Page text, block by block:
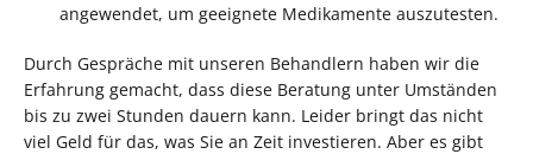
angewendet, um geeignete Medikamente auszutesten.
Durch Gespräche mit unseren Behandlern haben wir die
Erfahrung gemacht, dass diese Beratung unter Umständen
bis zu zwei Stunden dauern kann. Leider bringt das nicht
viel Geld für das, was Sie an Zeit investieren. Aber es gibt